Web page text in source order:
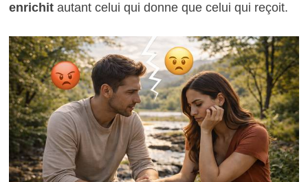
enrichitautant celui qui donne que celui qui reçoit.